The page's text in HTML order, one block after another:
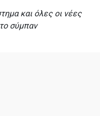
και όλες οι νέες
σύμπαν